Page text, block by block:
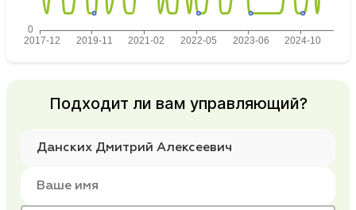
Подходит ли вам управляющий?